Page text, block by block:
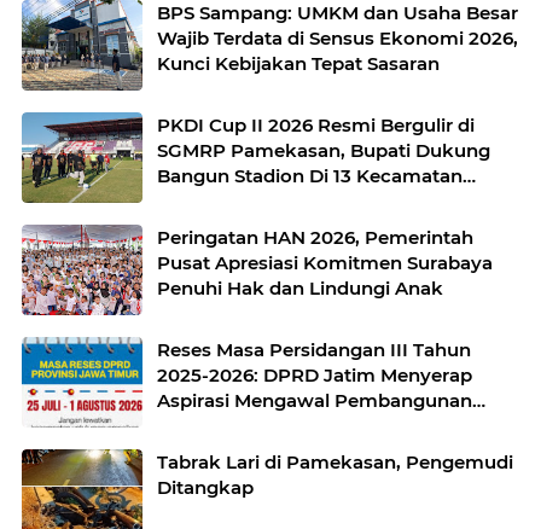
BPS Sampang: UMKM dan Usaha Besar
Wajib Terdata di Sensus Ekonomi 2026,
Kunci Kebijakan Tepat Sasaran
PKDI Cup II 2026 Resmi Bergulir di
SGMRP Pamekasan, Bupati Dukung
Bangun Stadion Di 13 Kecamatan
Peringatan HAN 2026, Pemerintah
Pusat Apresiasi Komitmen Surabaya
Penuhi Hak dan Lindungi Anak
Reses Masa Persidangan III Tahun
2025-2026: DPRD Jatim Menyerap
Aspirasi Mengawal Pembangunan
Tabrak Lari di Pamekasan, Pengemudi
Ditangkap